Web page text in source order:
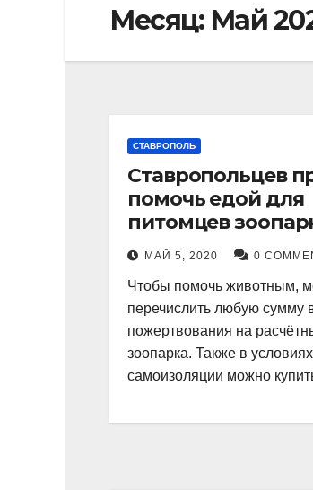
Месяц: Май
СТАВРОПОЛЬ
Ставропольцев
помочь едой для
питомцев
МАЙ 5, 2020 0
Чтобы помочь животным,
перечислить любую сумму
пожертвования на
зоопарка. Также в условиях
самоизоляции можно